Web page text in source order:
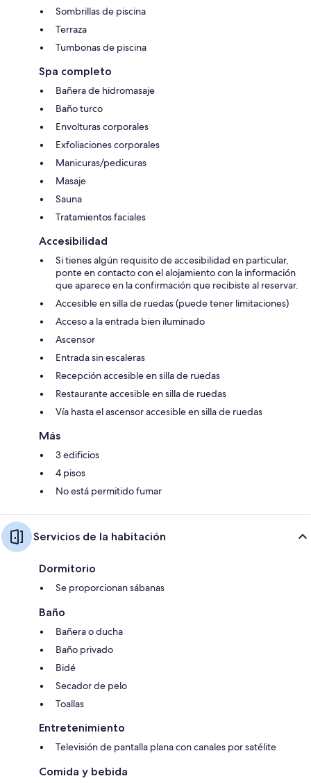
Sombrillas de piscina
Terraza
Tumbonas de piscina
Spa completo
Bañera de hidromasaje
Baño turco
Envolturas corporales
Exfoliaciones corporales
Manicuras/pedicuras
Masaje
Sauna
Tratamientos faciales
Accesibilidad
Si tienes algún requisito de accesibilidad en particular,
ponte en contacto con el alojamiento con la información
que aparece en la confirmación que recibiste al reservar.
Accesible en silla de ruedas (puede tener limitaciones)
Acceso a la entrada bien iluminado
Ascensor
Entrada sin escaleras
Recepción accesible en silla de ruedas
Restaurante accesible en silla de ruedas
Vía hasta el ascensor accesible en silla de ruedas
Más
3 edificios
4 pisos
No está permitido fumar
Servicios de la habitación
Dormitorio
Se proporcionan sábanas
Baño
Bañera o ducha
Baño privado
Bidé
Secador de pelo
Toallas
Entretenimiento
Televisión de pantalla plana con canales por satélite
Comida y bebida